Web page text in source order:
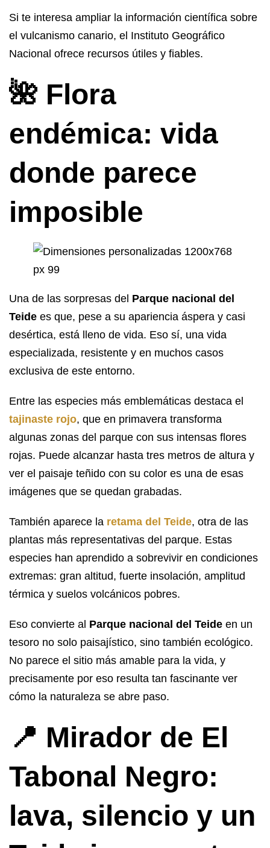
Si te interesa ampliar la información científica sobre
el vulcanismo canario, el Instituto Geográfico
Nacional ofrece recursos útiles y fiables.
🌺 Flora
endémica: vida
donde parece
imposible
Una de las sorpresas del Parque nacional del
Teide es que, pese a su apariencia áspera y casi
desértica, está lleno de vida. Eso sí, una vida
especializada, resistente y en muchos casos
exclusiva de este entorno.
Entre las especies más emblemáticas destaca el
tajinaste rojo, que en primavera transforma
algunas zonas del parque con sus intensas flores
rojas. Puede alcanzar hasta tres metros de altura y
ver el paisaje teñido con su color es una de esas
imágenes que se quedan grabadas.
También aparece la retama del Teide, otra de las
plantas más representativas del parque. Estas
especies han aprendido a sobrevivir en condiciones
extremas: gran altitud, fuerte insolación, amplitud
térmica y suelos volcánicos pobres.
Eso convierte al Parque nacional del Teide en un
tesoro no solo paisajístico, sino también ecológico.
No parece el sitio más amable para la vida, y
precisamente por eso resulta tan fascinante ver
cómo la naturaleza se abre paso.
📍 Mirador de El
Tabonal Negro:
lava, silencio y un